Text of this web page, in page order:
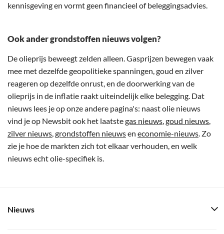
kennisgeving en vormt geen financieel of beleggingsadvies.
Ook ander grondstoffen nieuws volgen?
De olieprijs beweegt zelden alleen. Gasprijzen bewegen vaak
mee met dezelfde geopolitieke spanningen, goud en zilver
reageren op dezelfde onrust, en de doorwerking van de
olieprijs in de inflatie raakt uiteindelijk elke belegging. Dat
nieuws lees je op onze andere pagina's: naast olie nieuws
vind je op Newsbit ook het laatstegas nieuws,goud nieuws,
zilver nieuws,grondstoffen nieuwsen economie-nieuws. Zo
zie je hoe de markten zich tot elkaar verhouden, en welk
nieuws echt olie-specifiek is.
Nieuws